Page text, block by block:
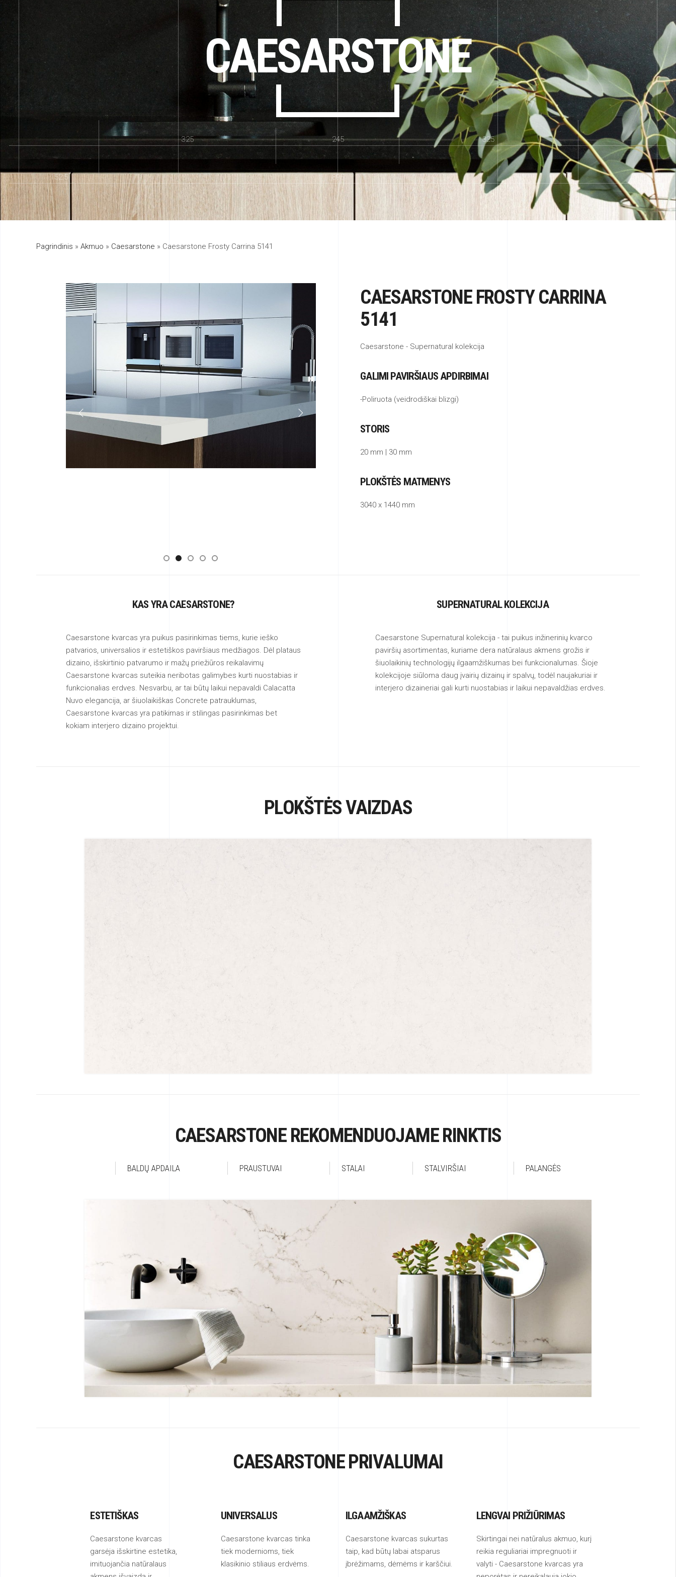
CAESARSTONE
245 325
325
895
152.5
Pagrindinis » Akmuo » Caesarstone » Caesarstone Frosty Carrina 5141
CAESARSTONE FROSTY CARRINA
5141
Caesarstone - Supernatural kolekcija
GALIMI PAVIRŠIAUS APDIRBIMAI
-Poliruota (veidrodiškai blizgi)
STORIS
20 mm | 30 mm
PLOKŠTĖS MATMENYS
3040 x 1440 mm
KAS YRA CAESARSTONE?
Caesarstone kvarcas yra puikus pasirinkimas tiems, kurie ieško
patvarios, universalios ir estetiškos paviršiaus medžiagos. Dėl plataus
dizaino, išskirtinio patvarumo ir mažų priežiūros reikalavimų
Caesarstone kvarcas suteikia neribotas galimybes kurti nuostabias ir
funkcionalias erdves. Nesvarbu, ar tai būtų laikui nepavaldi Calacatta
Nuvo elegancija, ar šiuolaikiškas Concrete patrauklumas,
Caesarstone kvarcas yra patikimas ir stilingas pasirinkimas bet
kokiam interjero dizaino projektui.
SUPERNATURAL KOLEKCIJA
Caesarstone Supernatural kolekcija - tai puikus inžinerinių kvarco
paviršių asortimentas, kuriame dera natūralaus akmens grožis ir
šiuolaikinių technologijų ilgaamžiškumas bei funkcionalumas. Šioje
kolekcijoje siūloma daug įvairių dizainų ir spalvų, todėl naujakuriai ir
interjero dizaineriai gali kurti nuostabias ir laikui nepavaldžias erdves.
PLOKŠTĖS VAIZDAS
CAESARSTONE REKOMENDUOJAME RINKTIS
BALDŲ APDAILA PRAUSTUVAI STALAI STALVIRŠIAI PALANGĖS
CAESARSTONE PRIVALUMAI
ESTETIŠKAS
Caesarstone kvarcas
garsėja išskirtine estetika,
imituojančia natūralaus
UNIVERSALUS
Caesarstone kvarcas tinka
tiek modernioms, tiek
klasikinio stiliaus erdvėms.
ILGAAMŽIŠKAS
Caesarstone kvarcas sukurtas
taip, kad būtų labai atsparus
įbrėžimams, dėmėms ir karščiui.
LENGVAI PRIŽIŪRIMAS
Skirtingai nei natūralus akmuo, kurį
reikia reguliariai impregnuoti ir
valyti - Caesarstone kvarcas yra